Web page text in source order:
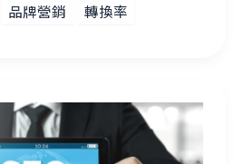
品牌營銷 轉換率